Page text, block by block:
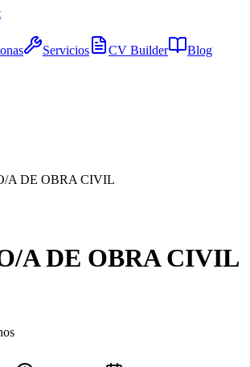
Servicios CV Builder Blog
A DE OBRA CIVIL
A DE OBRA CIVIL